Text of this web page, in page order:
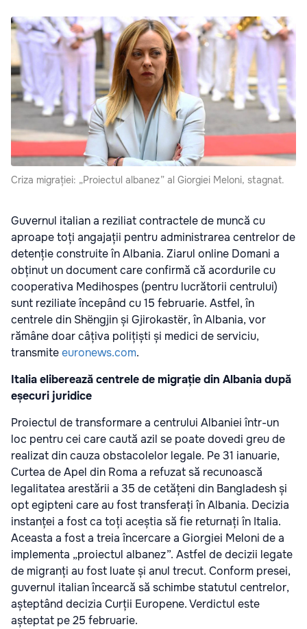
Criza migrației: „Proiectul albanez” al Giorgiei Meloni, stagnat.
Guvernul italian a reziliat contractele de muncă cu
aproape toți angajații pentru administrarea centrelor de
detenție construite în Albania. Ziarul online Domani a
obținut un document care confirmă că acordurile cu
cooperativa Medihospes (pentru lucrătorii centrului)
sunt reziliate începând cu 15 februarie. Astfel, în
centrele din Shëngjin și Gjirokastër, în Albania, vor
rămâne doar câțiva polițiști și medici de serviciu,
transmiteeuronews.com.
Italia eliberează centrele de migrație din Albania după
eșecuri juridice
Proiectul de transformare a centrului Albaniei într-un
loc pentru cei care caută azil se poate dovedi greu de
realizat din cauza obstacolelor legale. Pe 31 ianuarie,
Curtea de Apel din Roma a refuzat să recunoască
legalitatea arestării a 35 de cetățeni din Bangladesh și
opt egipteni care au fost transferați în Albania. Decizia
instanței a fost ca toți aceștia să fie returnați în Italia.
Aceasta a fost a treia încercare a Giorgiei Meloni de a
implementa „proiectul albanez”. Astfel de decizii legate
de migranți au fost luate și anul trecut. Conform presei,
guvernul italian încearcă să schimbe statutul centrelor,
așteptând decizia Curții Europene. Verdictul este
așteptat pe 25 februarie.